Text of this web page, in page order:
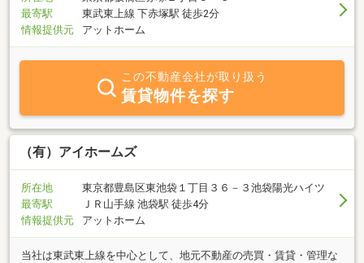
最寄駅
東武東上線 下赤塚駅 徒歩2分
情報提供元
アットホーム
この不動産会社が取り扱う
賃貸物件を探す
（有）アイホームズ
所在地
東京都豊島区東池袋１丁目３６－３池袋陽光ハイツ
最寄駅
ＪＲ山手線 池袋駅 徒歩4分
情報提供元
アットホーム
当社は東武東上線を中心として、地元不動産の売買・賃貸・管理な